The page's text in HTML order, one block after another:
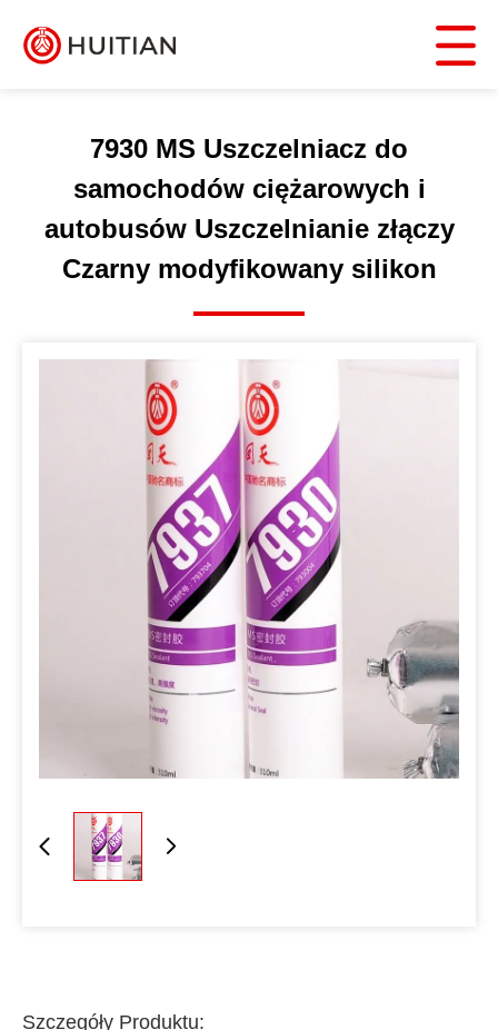
7930 MS Uszczelniacz do
samochodów ciężarowych i
autobusów Uszczelnianie złączy
Czarny modyfikowany silikon
Szczegóły Produktu: